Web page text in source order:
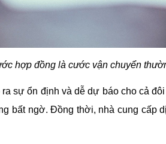
hợp đồng là cước vận chuyển
sự ổn định và dễ dự báo cho cả
bất ngờ. Đồng thời, nhà cung cấp